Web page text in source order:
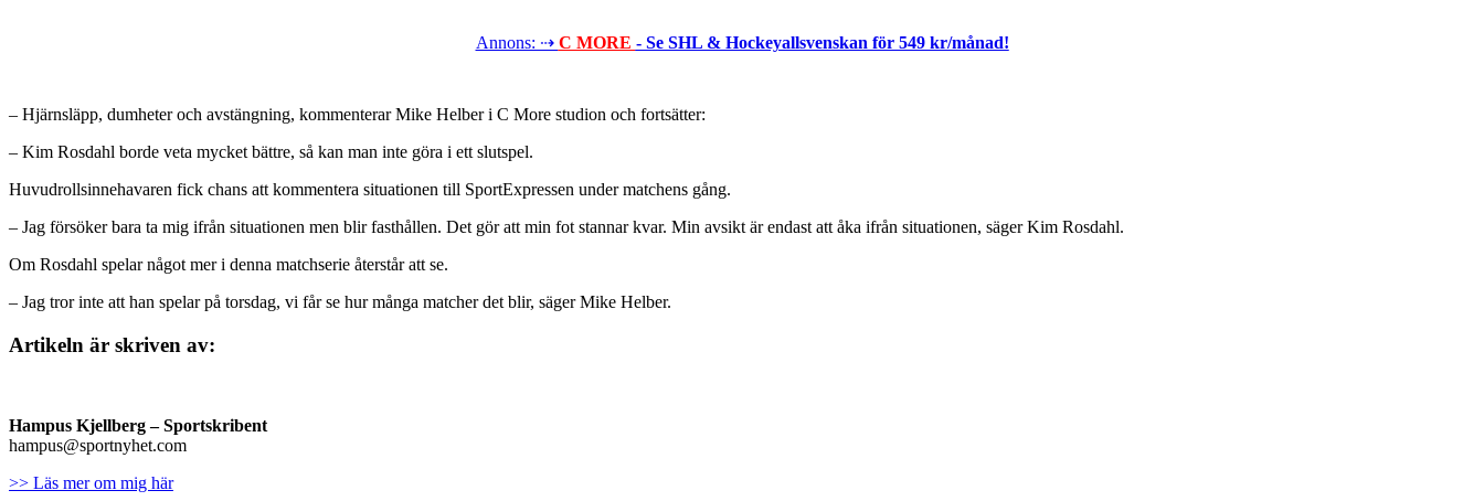
Annons: ⇢ C MORE - Se SHL & Hockeyallsvenskan för 549 kr/månad!
– Hjärnsläpp, dumheter och avstängning, kommenterar Mike Helber i C More studion och fortsätter:
– Kim Rosdahl borde veta mycket bättre, så kan man inte göra i ett slutspel.
Huvudrollsinnehavaren fick chans att kommentera situationen till SportExpressen under matchens gång.
– Jag försöker bara ta mig ifrån situationen men blir fasthållen. Det gör att min fot stannar kvar. Min avsikt är endast att åka ifrån situationen, säger Kim Rosdahl.
Om Rosdahl spelar något mer i denna matchserie återstår att se.
– Jag tror inte att han spelar på torsdag, vi får se hur många matcher det blir, säger Mike Helber.
Artikeln är skriven av:
Hampus Kjellberg– Sportskribent
hampus@sportnyhet.com
>> Läs mer om mig här